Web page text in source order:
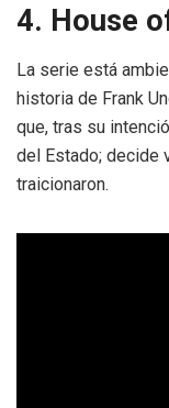
4. House
La serie está
historia de Frank
que, tras su
del Estado; decide
traicionaron.